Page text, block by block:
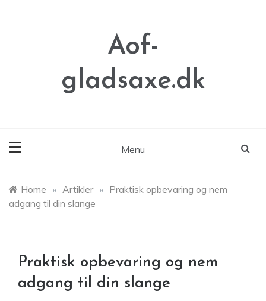
Aof-
gladsaxe.dk
Menu
Home » Artikler » Praktisk opbevaring og nem
adgang til din slange
Praktisk opbevaring og nem
adgang til din slange